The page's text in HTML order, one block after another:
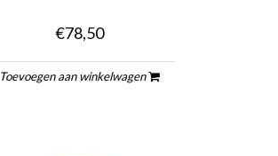
€78,50
Toevoegen aan winkelwagen